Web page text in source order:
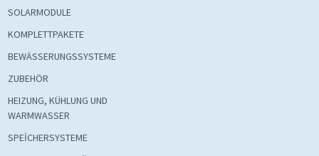
SOLARMODULE
KOMPLETTPAKETE
BEWÄSSERUNGSSYSTEME
ZUBEHÖR
HEIZUNG, KÜHLUNG UND
WARMWASSER
SPEİCHERSYSTEME